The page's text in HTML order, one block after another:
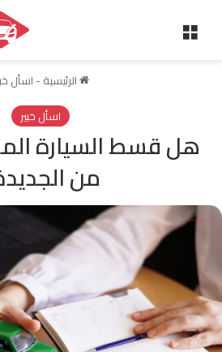
الرئيسية - اسأل
اسأل خبير
هل قسط السيارة
من